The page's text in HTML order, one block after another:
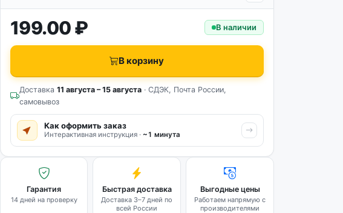
199.00 ₽ В наличии
В корзину
Доставка 11 августа – 15 августа· СДЭК, Почта России,
самовывоз
Как оформить заказ
Интерактивная инструкция · ~1 минута
Гарантия
14 дней на проверку
Быстрая доставка
Доставка 3–7 дней по
всей России
Выгодные цены
Работаем напрямую с
производителями